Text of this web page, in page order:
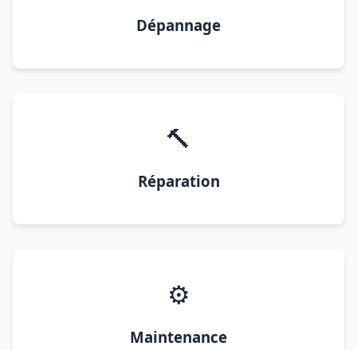
Dépannage
🔨
Réparation
⚙️
Maintenance